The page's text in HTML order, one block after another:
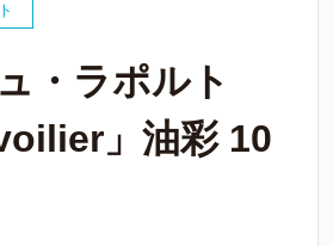
・ラポルト
」油彩 10